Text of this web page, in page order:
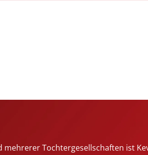
mehrerer Tochtergesellschaften ist